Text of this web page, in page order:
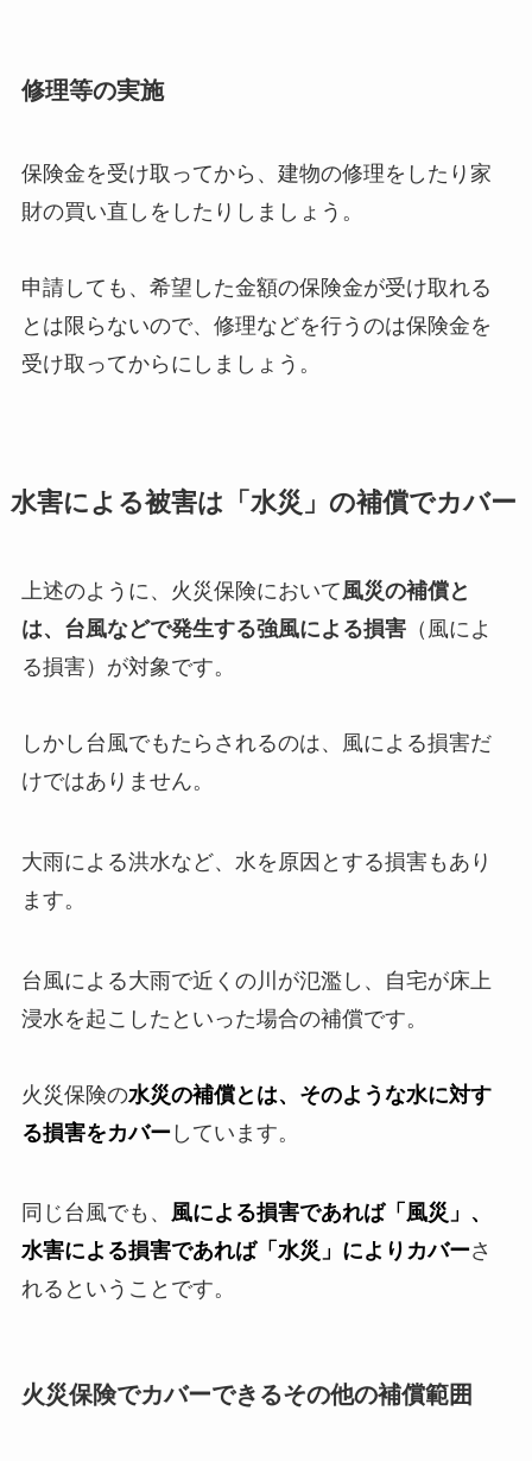
修理等の実施
保険金を受け取ってから、建物の修理をしたり家
財の買い直しをしたりしましょう。
申請しても、希望した金額の保険金が受け取れる
とは限らないので、修理などを行うのは保険金を
受け取ってからにしましょう。
水害による被害は「水災」の補償でカバー
上述のように、火災保険において 風災の補償と
は、台風などで発生する強風による損害（風によ
る損害）が対象です。
しかし台風でもたらされるのは、風による損害だ
けではありません。
大雨による洪水など、水を原因とする損害もあり
ます。
台風による大雨で近くの川が氾濫し、自宅が床上
浸水を起こしたといった場合の補償です。
火災保険の水災の補償とは、そのような水に対す
る損害をカバーしています。
同じ台風でも、 風による損害であれば「風災」、
水害による損害であれば「水災」によりカバーさ
れるということです。
火災保険でカバーできるその他の補償範囲